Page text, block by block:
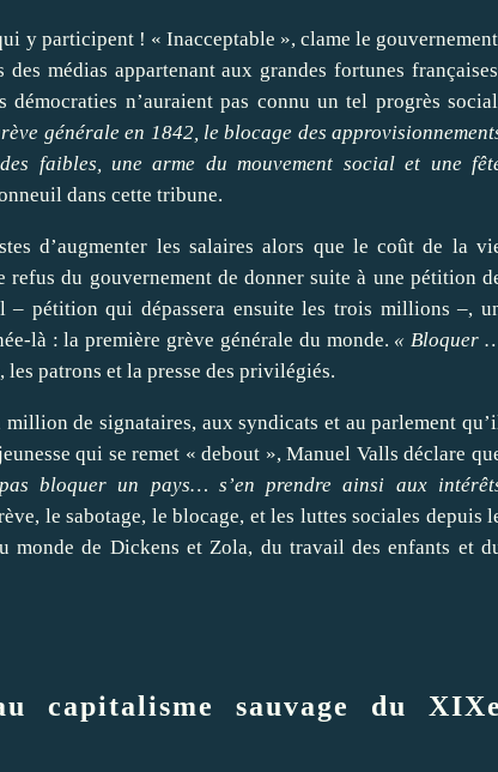
y participent ! « Inacceptable », clame le
médias appartenant aux grandes fortunes
n’auraient pas connu un tel progrès
générale en 1842, le blocage des
faibles, une arme du mouvement social et une
dans cette tribune.
d’augmenter les salaires alors que le coût de la
du gouvernement de donner suite à une pétition
pétition qui dépassera ensuite les trois millions –,
là : la première grève générale du monde. « Bloquer
patrons et la presse des privilégiés.
de signataires, aux syndicats et au parlement
qui se remet « debout », Manuel Valls déclare
bloquer un pays… s’en prendre ainsi aux
le sabotage, le blocage, et les luttes sociales depuis
monde de Dickens et Zola, du travail des enfants et
sauvage du XIXe